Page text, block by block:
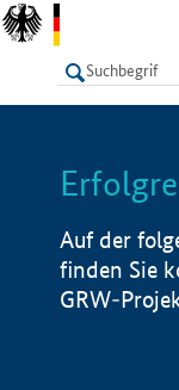
LISTE
Auf der
finden Sie
GRW-